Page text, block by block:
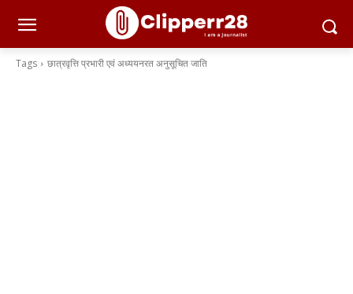
Tags छात्रवृत्ति प्रभारी एवं अध्ययनरत अनुसूचित जाति